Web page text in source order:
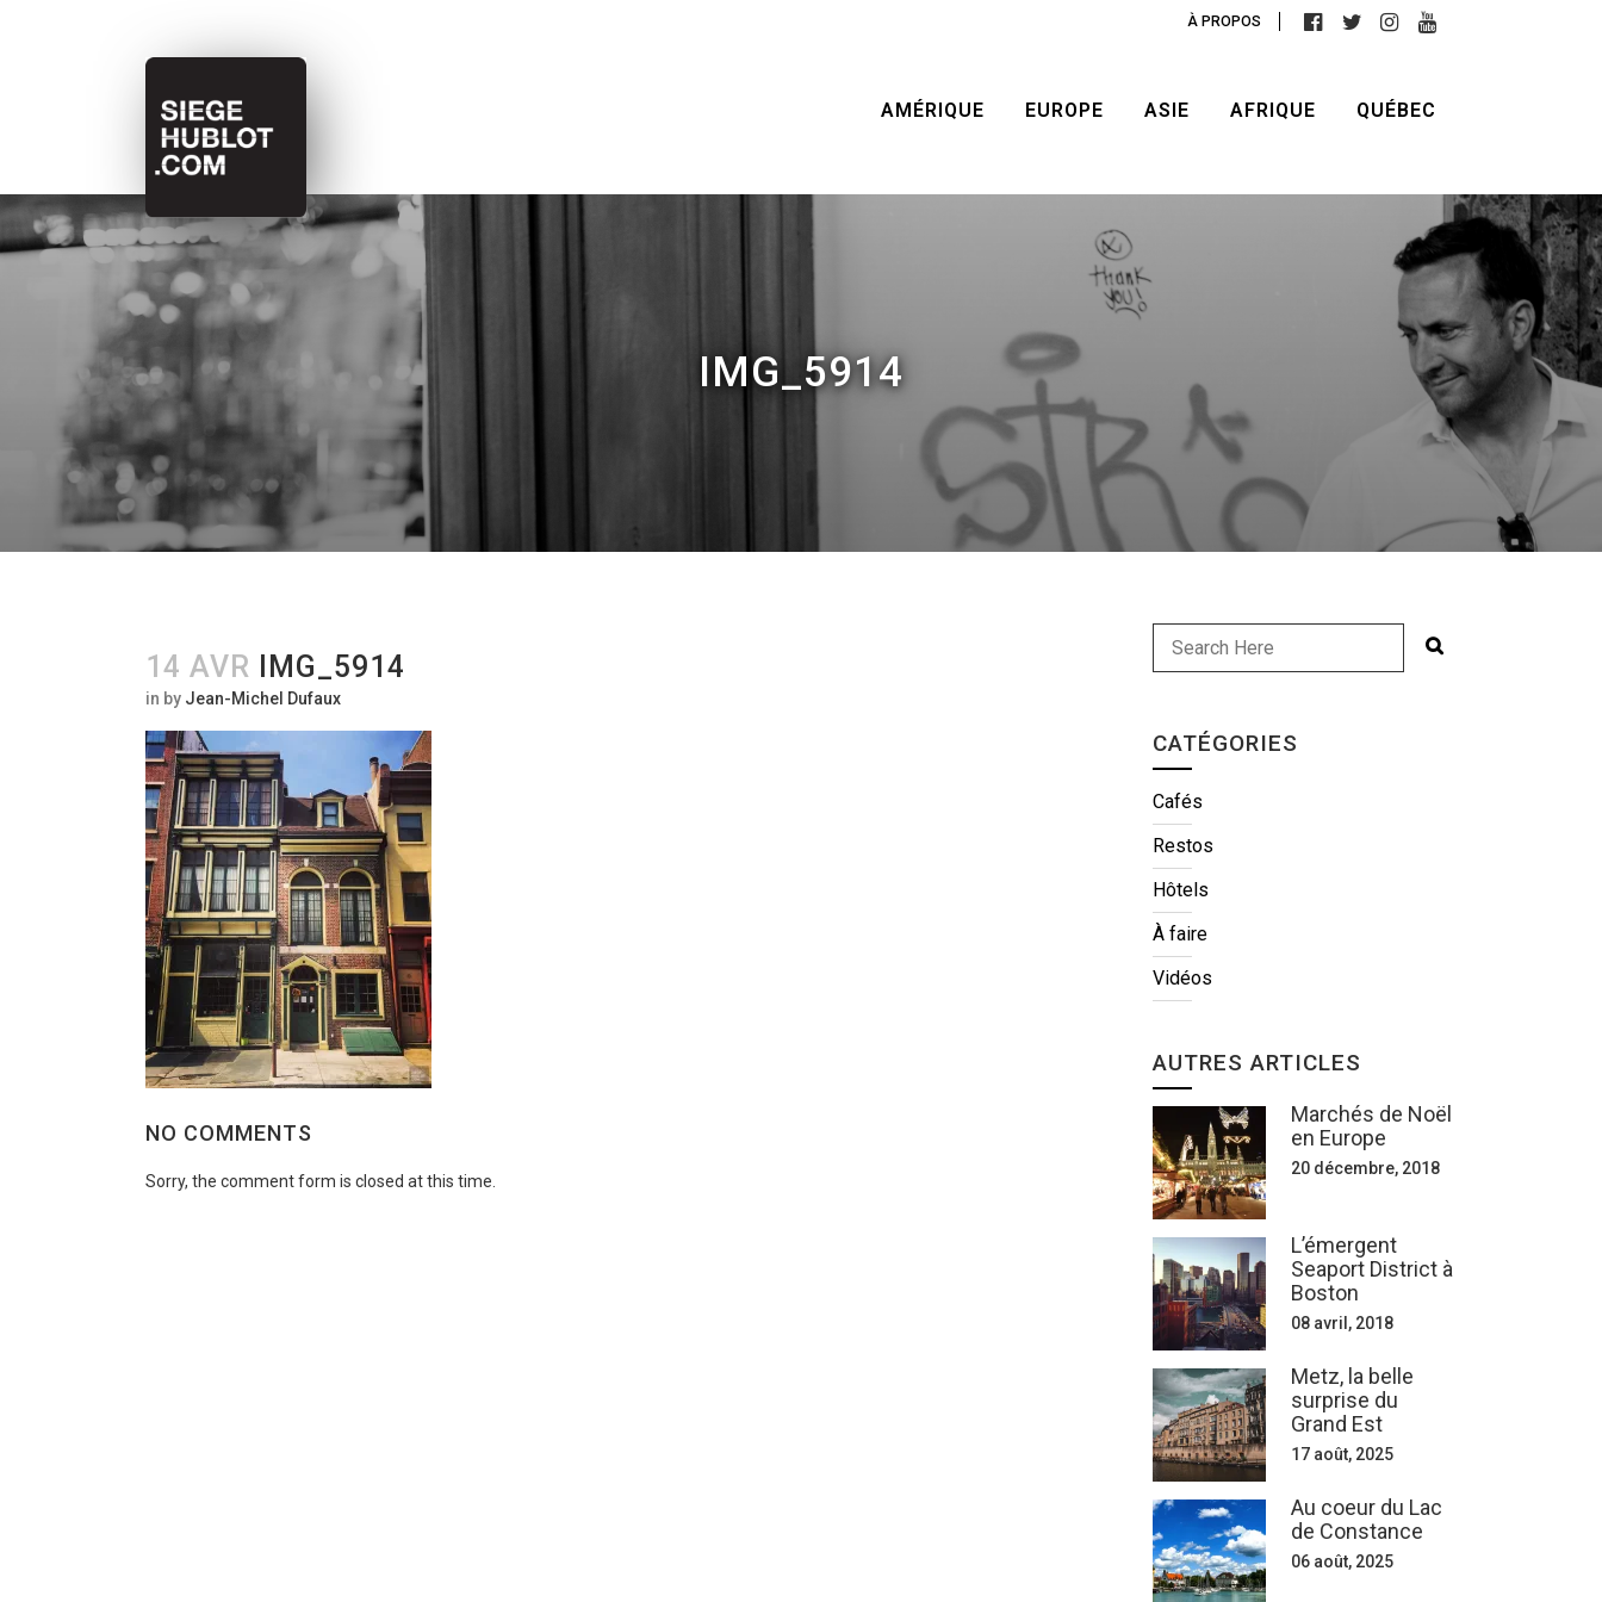
À PROPOS
AMÉRIQUE EUROPE ASIE AFRIQUE QUÉBEC
IMG_5914
14 AVR IMG_5914
in by Jean-Michel Dufaux
NO COMMENTS
Sorry, the comment form is closed at this time.
CATÉGORIES
Cafés
Restos
Hôtels
À faire
Vidéos
AUTRES ARTICLES
Marchés de Noël
en Europe
20 décembre, 2018
L’émergent
Seaport District à
Boston
08 avril, 2018
Metz, la belle
surprise du
Grand Est
17 août, 2025
Au coeur du Lac
de Constance
06 août, 2025